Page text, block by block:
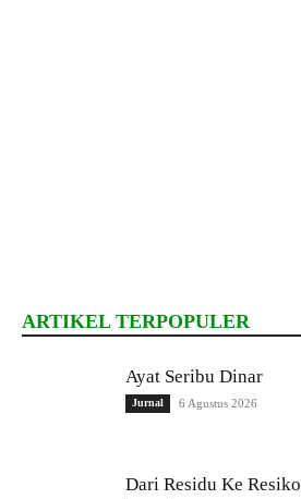
ARTIKEL TERPOPULER
Ayat Seribu Dinar
Jurnal 6 Agustus 2026
Dari Residu Ke Resiko